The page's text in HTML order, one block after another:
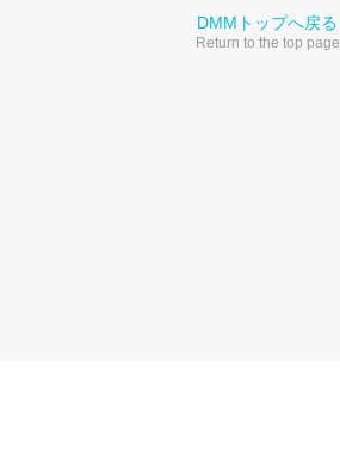
DMMトップへ戻る
Return to the top page